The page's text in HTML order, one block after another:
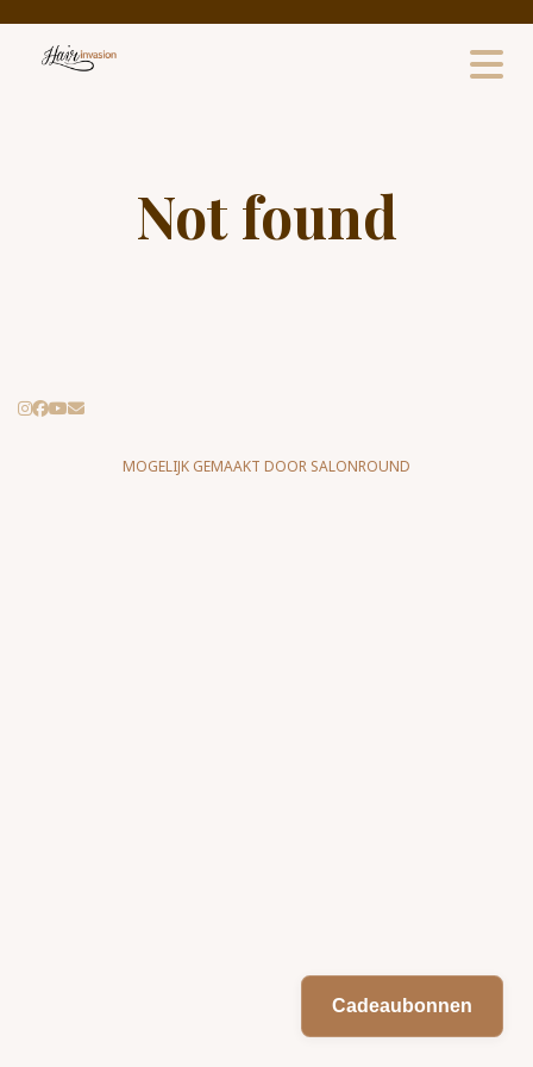
Not found
MOGELIJK GEMAAKT DOOR SALONROUND